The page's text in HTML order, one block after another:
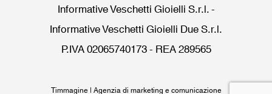
Informative Veschetti Gioielli S.r.l.-
Informative Veschetti Gioielli Due S.r.l.
P.IVA 02065740173 - REA 289565
Timmagine | Agenzia di marketing e comunicazione